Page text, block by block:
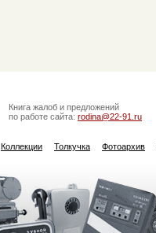
Книга жалоб и предложений
по работе сайта: rodina@22-91.ru
Коллекции Толкучка Фотоархив